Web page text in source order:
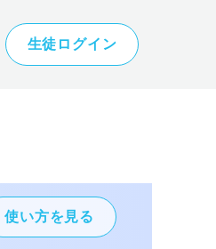
生徒ログイン
使い方を見る